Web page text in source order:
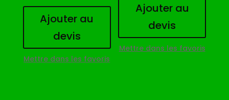
Ajouter au
devis
Mettre dans les favoris
Ajouter au
devis
Mettre dans les favoris